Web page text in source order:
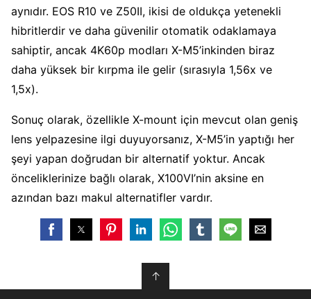
aynıdır. EOS R10 ve Z50II, ikisi de oldukça yetenekli
hibritlerdir ve daha güvenilir otomatik odaklamaya
sahiptir, ancak 4K60p modları X-M5’inkinden biraz
daha yüksek bir kırpma ile gelir (sırasıyla 1,56x ve
1,5x).
Sonuç olarak, özellikle X-mount için mevcut olan geniş
lens yelpazesine ilgi duyuyorsanız, X-M5’in yaptığı her
şeyi yapan doğrudan bir alternatif yoktur. Ancak
önceliklerinize bağlı olarak, X100VI’nin aksine en
azından bazı makul alternatifler vardır.
↑